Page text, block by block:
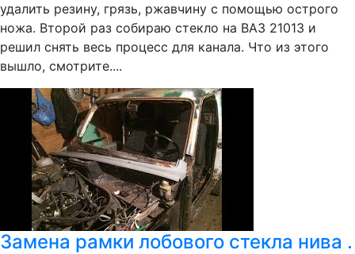
удалить резину, грязь, ржавчину с помощью острого
ножа. Второй раз собираю стекло на ВАЗ 21013 и
решил снять весь процесс для канала. Что из этого
вышло, смотрите....
Замена рамки лобового стекла нива .